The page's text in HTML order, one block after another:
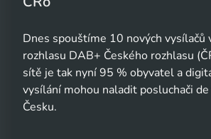
Dnes spouštíme 10 nových
rozhlasu DAB+ Českého rozhlasu
sítě je tak nyní 95 % obyvatel a
vysílání mohou naladit posluchači
Česku.